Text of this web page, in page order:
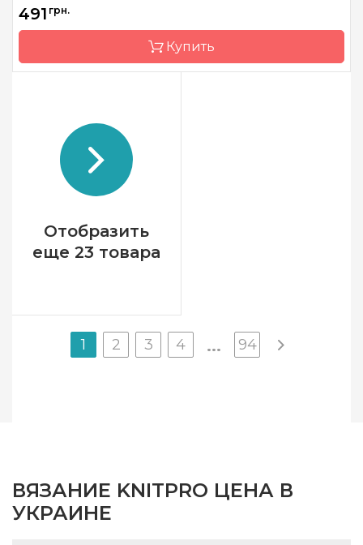
Материал
Тип крючка
односторонний
491 грн.
Купить
Страна-производитель
Материал
Тип крючка
Отобразить
еще 23 товара
1 2 3 4 ... 94
ВЯЗАНИЕ KNITPRO ЦЕНА В
УКРАИНЕ